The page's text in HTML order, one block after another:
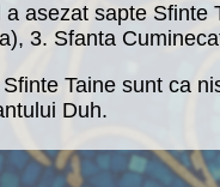
a asezat sapte Sfinte
3. Sfanta
Taine sunt ca
Duh.